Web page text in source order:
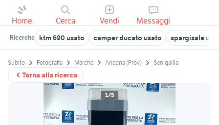
Home Cerca Vendi Messaggi
Ricerche ktm 690 usato camper ducato usato spargisale
Torna alla ricerca
Subito Fotografia Marche Ancona (Prov) Senigallia
1/5